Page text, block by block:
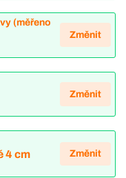
(měřeno
Změnit
Změnit
4 cm
Změnit